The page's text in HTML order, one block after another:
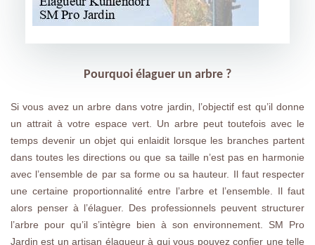
Pourquoi élaguer un arbre ?
Si vous avez un arbre dans votre jardin, l’objectif est qu’il donne
un attrait à votre espace vert. Un arbre peut toutefois avec le
temps devenir un objet qui enlaidit lorsque les branches partent
dans toutes les directions ou que sa taille n’est pas en harmonie
avec l’ensemble de par sa forme ou sa hauteur. Il faut respecter
une certaine proportionnalité entre l’arbre et l’ensemble. Il faut
alors penser à l’élaguer. Des professionnels peuvent structurer
l’arbre pour qu’il s’intègre bien à son environnement. SM Pro
Jardin est un artisan élagueur à qui vous pouvez confier une telle